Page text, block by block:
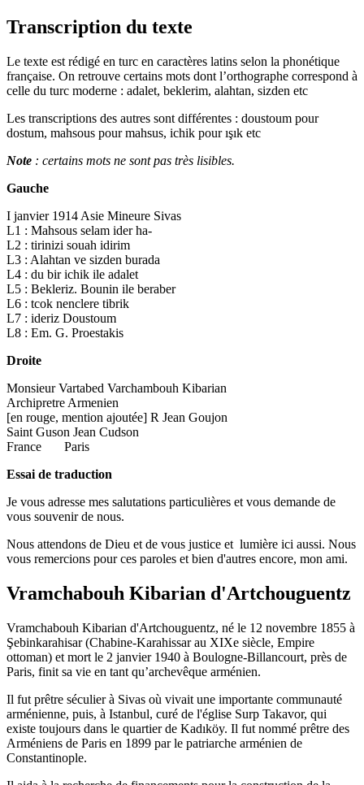
Transcription du texte
Le texte est rédigé en turc en caractères latins selon la phonétique
française. On retrouve certains mots dont l’orthographe correspond à
celle du turc moderne : adalet, beklerim, alahtan, sizden etc
Les transcriptions des autres sont différentes : doustoum pour
dostum, mahsous pour mahsus, ichik pour ışık etc
Note : certains mots ne sont pas très lisibles.
Gauche
I janvier 1914 Asie Mineure Sivas
L1 : Mahsous selam ider ha-
L2 : tirinizi souah idirim
L3 : Alahtan ve sizden burada
L4 : du bir ichik ile adalet
L5 : Bekleriz. Bounin ile beraber
L6 : tcok nenclere tibrik
L7 : ideriz Doustoum
L8 : Em. G. Proestakis
Droite
Monsieur Vartabed Varchambouh Kibarian
Archipretre Armenien
[en rouge, mention ajoutée] R Jean Goujon
Saint Guson Jean Cudson
France Paris
Essai de traduction
Je vous adresse mes salutations particulières et vous demande de
vous souvenir de nous.
Nous attendons de Dieu et de vous justice et lumière ici aussi. Nous
vous remercions pour ces paroles et bien d'autres encore, mon ami.
Vramchabouh Kibarian d'Artchouguentz
Vramchabouh Kibarian d'Artchouguentz, né le 12 novembre 1855 à
Şebinkarahisar (Chabine-Karahissar au XIXe siècle, Empire
ottoman) et mort le 2 janvier 1940 à Boulogne-Billancourt, près de
Paris, finit sa vie en tant qu’archevêque arménien.
Il fut prêtre séculier à Sivas où vivait une importante communauté
arménienne, puis, à Istanbul, curé de l'église Surp Takavor, qui
existe toujours dans le quartier de Kadıköy. Il fut nommé prêtre des
Arméniens de Paris en 1899 par le patriarche arménien de
Constantinople.